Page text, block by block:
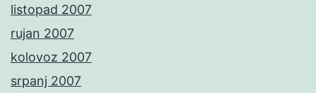
listopad 2007
rujan 2007
kolovoz 2007
srpanj 2007